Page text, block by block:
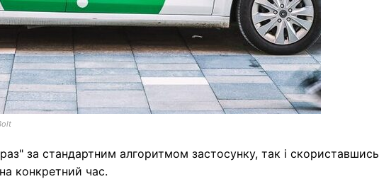
за стандартним алгоритмом застосунку, так і скориставшись
конкретний час.